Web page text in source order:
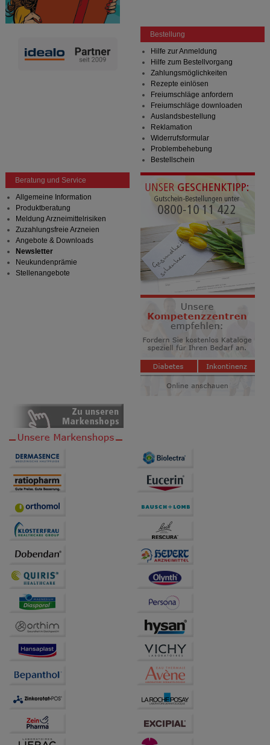
Bestellung
Hilfe zur Anmeldung
Hilfe zum Bestellvorgang
Zahlungsmöglichkeiten
Rezepte einlösen
Freiumschläge anfordern
Freiumschläge downloaden
Auslandsbestellung
Reklamation
Widerrufsformular
Problembehebung
Bestellschein
Beratung und Service
Allgemeine Information
Produktberatung
Meldung Arzneimittelrisiken
Zuzahlungsfreie Arzneien
Angebote & Downloads
Newsletter
Neukundenprämie
Stellenangebote